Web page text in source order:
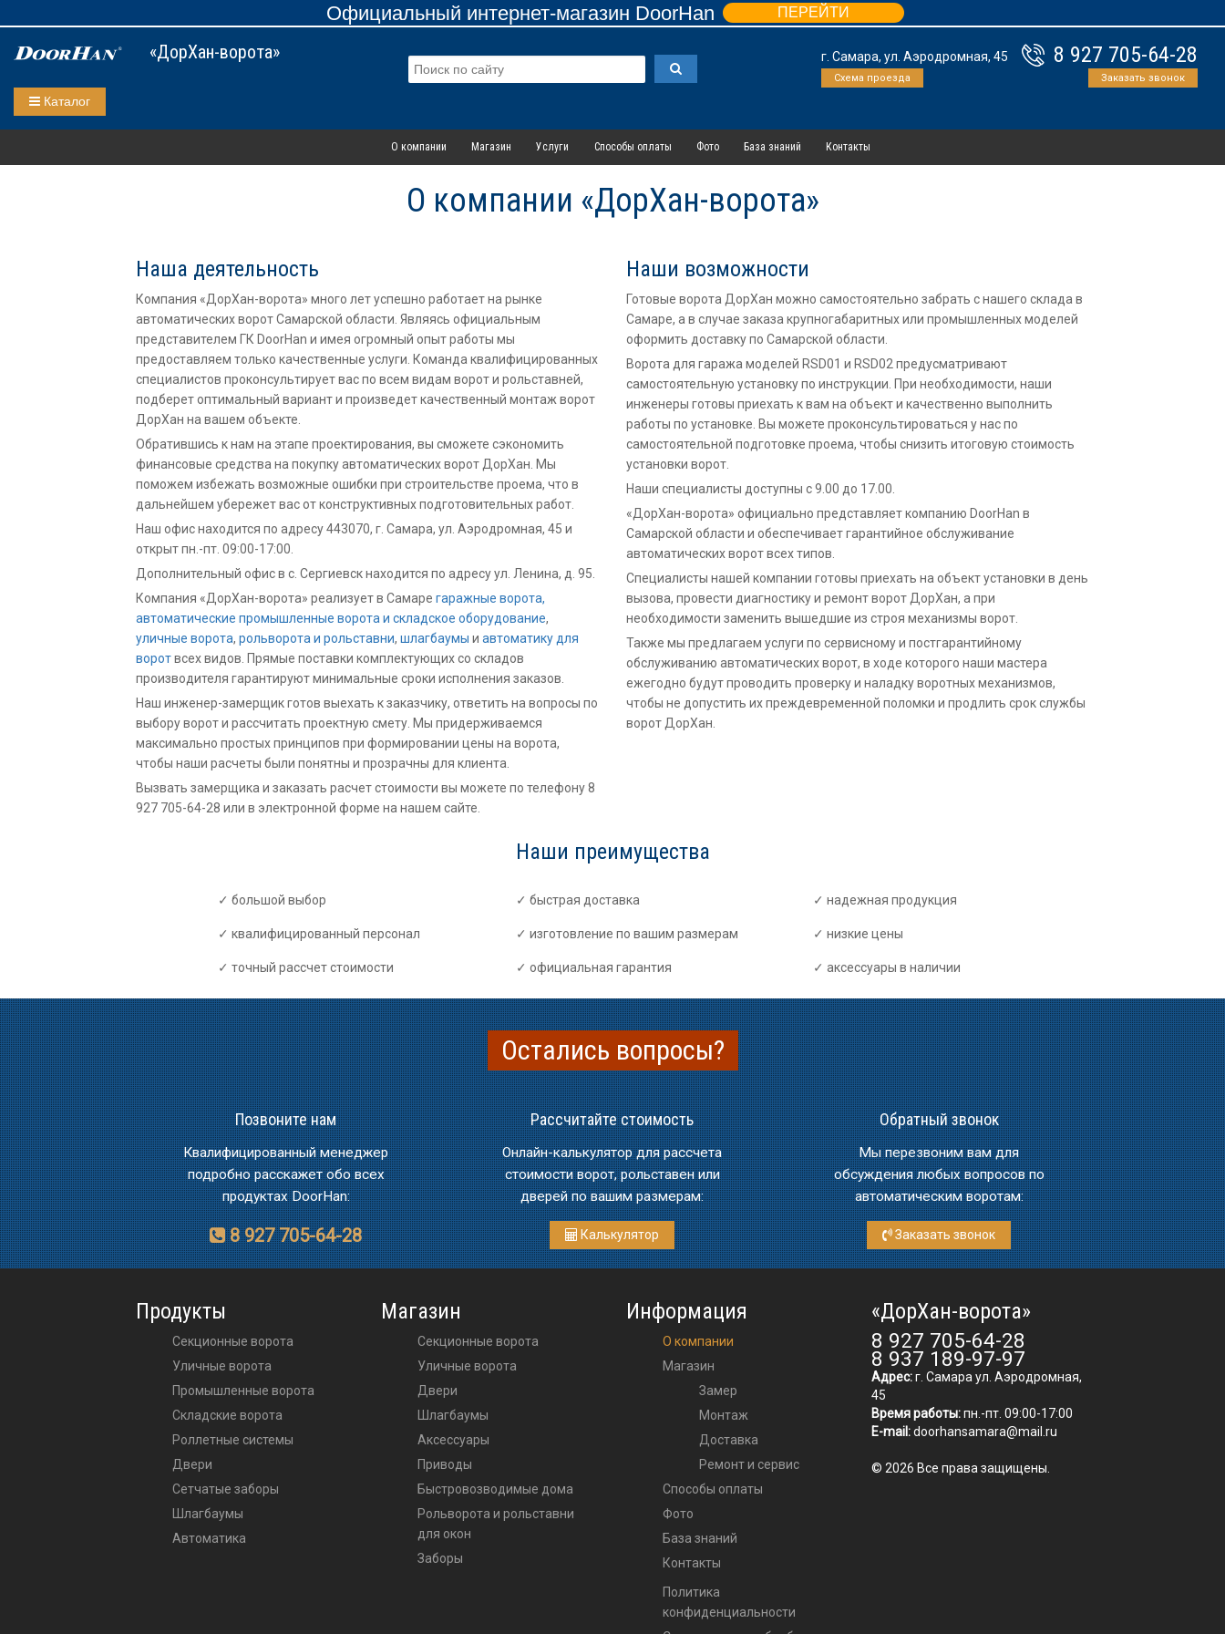
Официальный интернет-магазин DoorHan ПЕРЕЙТИ
«ДорХан-ворота» 8 927 705-64-28
Заказать звонок
г. Самара, ул. Аэродромная, 45
Схема проезда
Каталог
О компании Магазин Услуги Способы оплаты Фото База знаний Контакты
О компании «ДорХан-ворота»
Наша деятельность
Компания «ДорХан-ворота» много лет успешно работает на рынке
автоматических ворот Самарской области. Являясь официальным
представителем ГК DoorHan и имея огромный опыт работы мы
предоставляем только качественные услуги. Команда квалифицированных
специалистов проконсультирует вас по всем видам ворот и рольставней,
подберет оптимальный вариант и произведет качественный монтаж ворот
ДорХан на вашем объекте.
Обратившись к нам на этапе проектирования, вы сможете сэкономить
финансовые средства на покупку автоматических ворот ДорХан. Мы
поможем избежать возможные ошибки при строительстве проема, что в
дальнейшем убережет вас от конструктивных подготовительных работ.
Наш офис находится по адресу443070,г. Самара,ул. Аэродромная, 45 и
открыт пн.-пт. 09:00-17:00.
Дополнительный офис в с. Сергиевск находится по адресу ул. Ленина, д. 95.
Компания «ДорХан-ворота» реализует в Самарегаражные ворота,
автоматические промышленные ворота искладское оборудование,
уличные ворота,рольворота и рольставни,шлагбаумы иавтоматику для
воротвсех видов. Прямые поставки комплектующих со складов
производителя гарантируют минимальные сроки исполнения заказов.
Наш инженер-замерщик готов выехать к заказчику, ответить на вопросы по
выбору ворот и рассчитать проектную смету. Мы придерживаемся
максимально простых принципов при формировании цены на ворота,
чтобы наши расчеты были понятны и прозрачны для клиента.
Вызвать замерщика и заказать расчет стоимости вы можете по телефону 8
927 705-64-28 или в электронной форме на нашем сайте.
Наши возможности
Готовые ворота ДорХан можно самостоятельно забрать с нашего склада в
Самаре, а в случае заказа крупногабаритных или промышленных моделей
оформить доставку по Самарской области.
Ворота для гаража моделей RSD01 и RSD02 предусматривают
самостоятельную установку по инструкции. При необходимости, наши
инженеры готовы приехать к вам на объект и качественно выполнить
работы по установке. Вы можете проконсультироваться у нас по
самостоятельной подготовке проема, чтобы снизить итоговую стоимость
установки ворот.
Наши специалисты доступны с 9.00 до 17.00.
«ДорХан-ворота» официально представляет компанию DoorHan в
Самарской области и обеспечивает гарантийное обслуживание
автоматических ворот всех типов.
Специалисты нашей компании готовы приехать на объект установки в день
вызова, провести диагностику и ремонт ворот ДорХан, а при
необходимости заменить вышедшие из строя механизмы ворот.
Также мы предлагаем услуги по сервисному и постгарантийному
обслуживанию автоматических ворот, в ходе которого наши мастера
ежегодно будут проводить проверку и наладку воротных механизмов,
чтобы не допустить их преждевременной поломки и продлить срок службы
ворот ДорХан.
Наши преимущества
большой выбор быстрая доставка надежная продукция
квалифицированный персонал изготовление по вашим размерам низкие цены
точный рассчет стоимости официальная гарантия аксессуары в наличии
Остались вопросы?
Позвоните нам
Квалифицированный менеджер
подробно расскажет обо всех
продуктах DoorHan:
8 927 705-64-28
Рассчитайте стоимость
Онлайн-калькулятор для рассчета
стоимости ворот, рольставен или
дверей по вашим размерам:
Калькулятор
Обратный звонок
Мы перезвоним вам для
обсуждения любых вопросов по
автоматическим воротам:
Заказать звонок
Продукты
Секционные ворота
Уличные ворота
Промышленные ворота
Складские ворота
Роллетные системы
Двери
Сетчатые заборы
Шлагбаумы
Автоматика
Магазин
Секционные ворота
Уличные ворота
двери
шлагбаумы
аксессуары
приводы
Быстровозводимые дома
Рольворота и рольставни
для окон
Заборы
Информация
О компании
Магазин
Замер
Монтаж
Доставка
Ремонт и сервис
Способы оплаты
Фото
База знаний
Контакты
Политика
конфиденциальности
«ДорХан-ворота»
8 927 705-64-28
8 937 189-97-97
Адрес:г. Самара ул. Аэродромная,
45
Время работы:пн.-пт. 09:00-17:00
E-mail: doorhansamara@mail.ru
© 2026 Все права защищены.